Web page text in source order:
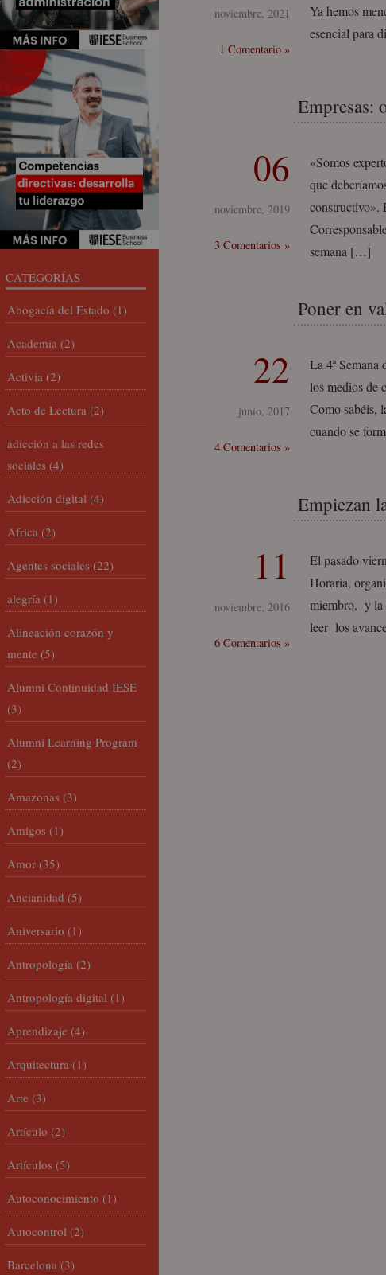
valores
noviembre, 2021
1 Comentario »
Ya hemos
esencial para
Empresas:
06
noviembre, 2019
3 Comentarios »
«Somos
que
constructivo».
semana […]
Poner en
22
junio, 2017
4 Comentarios »
La 4ª
los medios de
Como sabéis,
cuando se
Empiezan
11
noviembre, 2016
6 Comentarios »
El pasado
Horaria,
miembro, y la
leer los
CATEGORÍAS
Abogacía del Estado (1)
Academia (2)
Activia (2)
Acto de Lectura (2)
adicción a las redes
sociales (4)
Adicción digital (4)
Africa (2)
Agentes sociales (22)
alegría (1)
Alineación corazón y
mente (5)
Alumni Continuidad IESE
(3)
Alumni Learning Program
(2)
Amazonas (3)
Amigos (1)
Amor (35)
Ancianidad (5)
Aniversario (1)
Antropología (2)
Antropología digital (1)
Aprendizaje (4)
Arquitectura (1)
Arte (3)
Artículo (2)
Artículos (5)
Autoconocimiento (1)
Autocontrol (2)
Barcelona (3)